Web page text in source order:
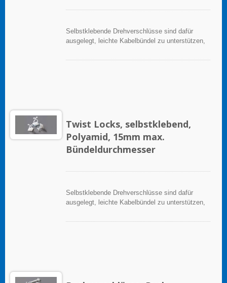
Selbstklebende Drehverschlüsse sind dafür
ausgelegt, leichte Kabelbündel zu unterstützen,
glatten, fettfreien Oberfläche angebracht werden.
Twist Locks, selbstklebend,
Polyamid, 15mm max.
Bündeldurchmesser
Selbstklebende Drehverschlüsse sind dafür
ausgelegt, leichte Kabelbündel zu unterstützen,
glatten, fettfreien Oberfläche angebracht werden.